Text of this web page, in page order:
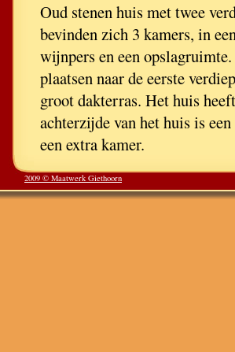
Oud stenen huis met twee
bevinden zich 3 kamers, in
wijnpers en een
plaatsen naar de eerste
groot dakterras. Het huis
achterzijde van het huis is
een extra kamer.
2009 © Maatwerk Giethoorn